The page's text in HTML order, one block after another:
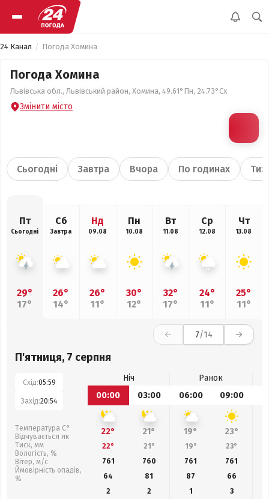
24 Канал Погода Хомина
Погода Хомина
Львівська обл., Львівський район, Хомина, 49.61°Пн, 24.73°Сх
Змінити місто
Сьогодні Завтра Вчора По годинах
Пт
Сьогодні
29°
17°
Сб
Завтра
26°
14°
Нд
09.08
26°
11°
Пн
10.08
30°
12°
Вт
11.08
32°
17°
Ср
12.08
24°
11°
Чт
13.08
25°
11°
7/14
П'ятниця, 7 серпня
Схід:05:59
Захід:20:54
Температура С°
Відчувається як
Тиск, мм
Вологість, %
Вітер, м/с
Ймовірність опадів,
%
Ніч
Ранок
00:00
03:00 06:00 09:00
22° 21° 19° 23°
22° 21° 19° 23°
761
760 761 761
64
81 87 66
2
2 1
3